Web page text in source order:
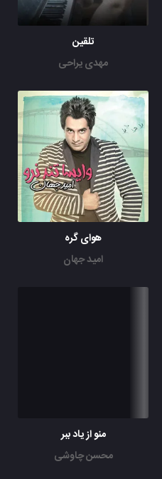
تلقین
مهدی یراحی
هوای گره
امید جهان
منو از یاد ببر
محسن چاوشی